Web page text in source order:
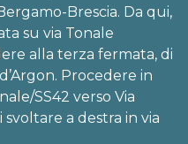
Brescia. Da qui,
su via Tonale
alla terza fermata, di
Procedere in
SS42 verso Via
a destra in via